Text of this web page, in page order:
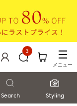
3
メニュー
Search Styling